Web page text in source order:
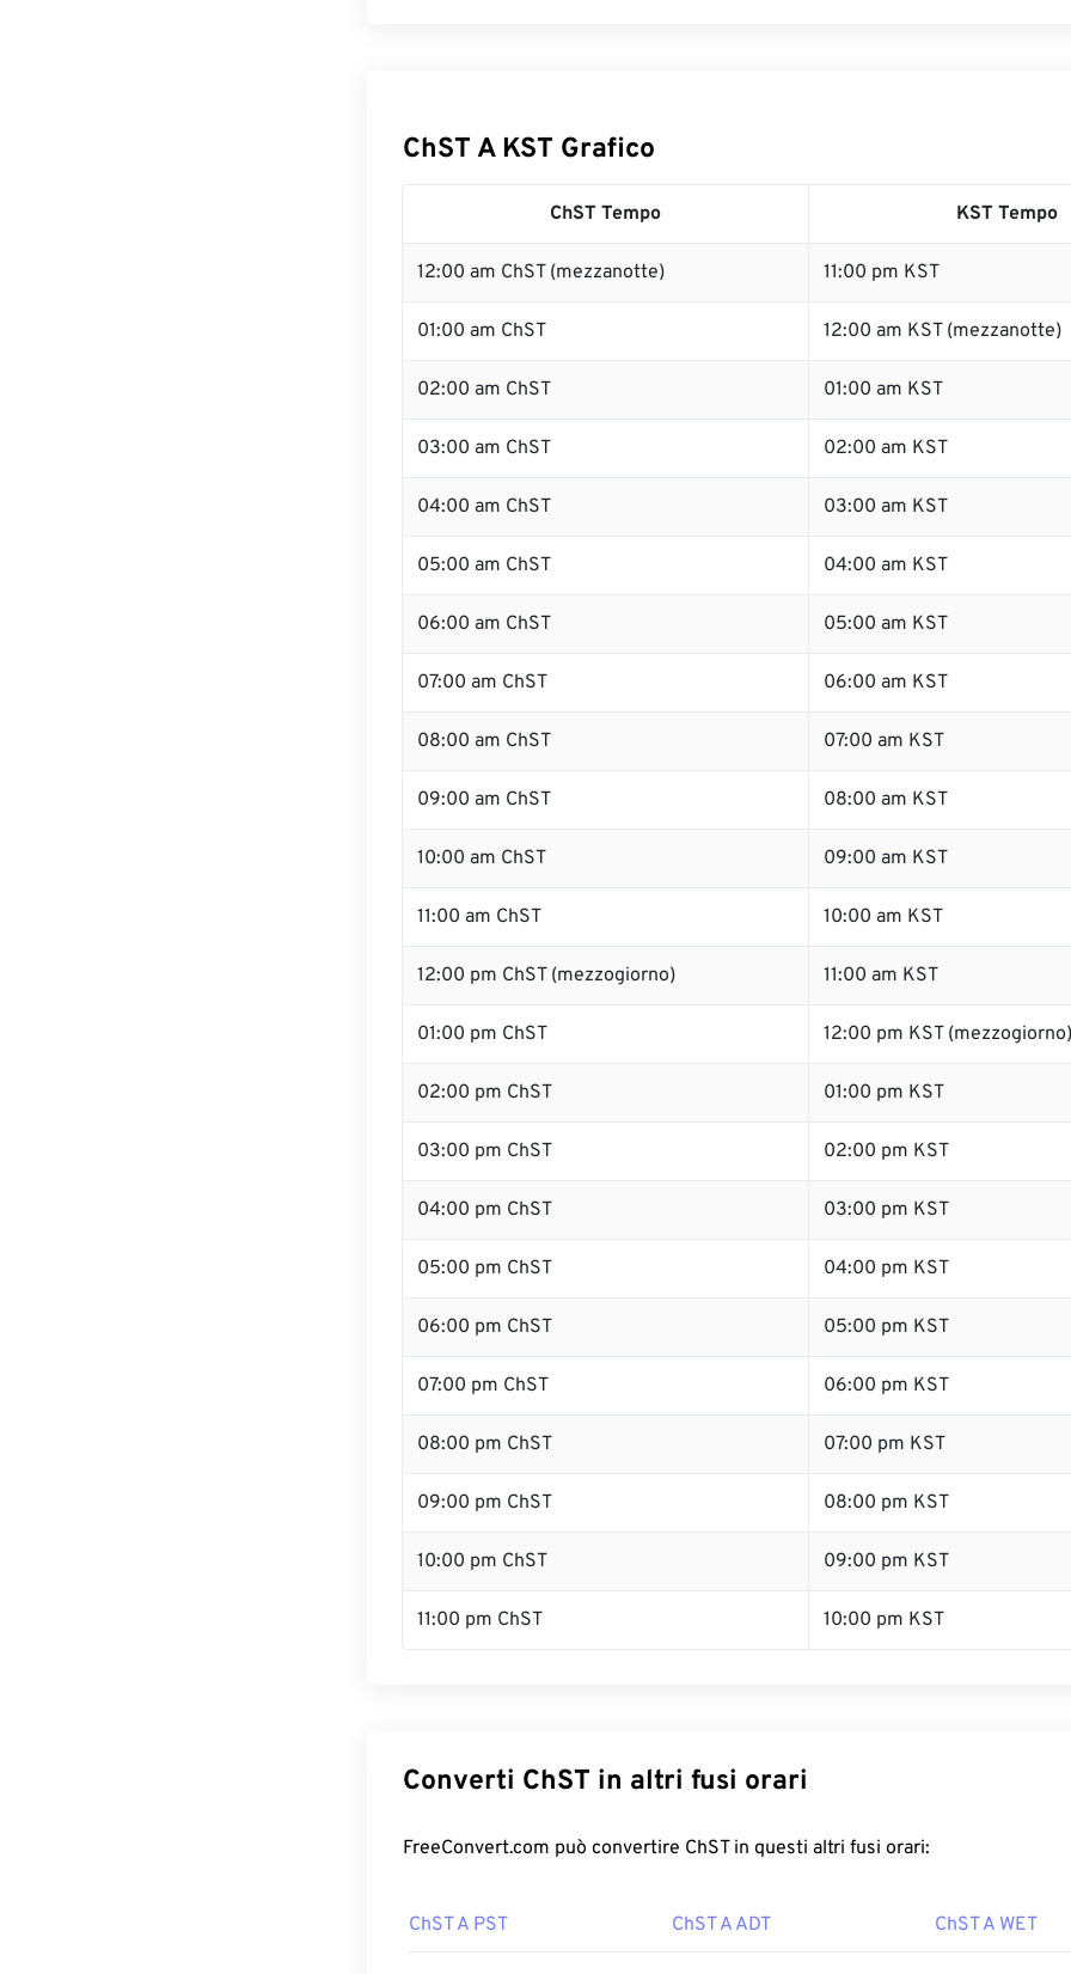
ChST A KST Grafico
ChST Tempo KST Tempo
12:00 am ChST (mezzanotte) 11:00 pm KST
01:00 am ChST 12:00 am KST (mezzanotte)
02:00 am ChST 01:00 am KST
03:00 am ChST 02:00 am KST
04:00 am ChST 03:00 am KST
05:00 am ChST 04:00 am KST
06:00 am ChST 05:00 am KST
07:00 am ChST 06:00 am KST
08:00 am ChST 07:00 am KST
09:00 am ChST 08:00 am KST
10:00 am ChST 09:00 am KST
11:00 am ChST 10:00 am KST
12:00 pm ChST (mezzogiorno) 11:00 am KST
01:00 pm ChST 12:00 pm KST (mezzogiorno)
02:00 pm ChST 01:00 pm KST
03:00 pm ChST 02:00 pm KST
04:00 pm ChST 03:00 pm KST
05:00 pm ChST 04:00 pm KST
06:00 pm ChST 05:00 pm KST
07:00 pm ChST 06:00 pm KST
08:00 pm ChST 07:00 pm KST
09:00 pm ChST 08:00 pm KST
10:00 pm ChST 09:00 pm KST
11:00 pm ChST 10:00 pm KST
Converti ChST in altri fusi orari
FreeConvert.com può convertire ChST in questi altri fusi orari:
ChST A PST ChST A ADT ChST A WET